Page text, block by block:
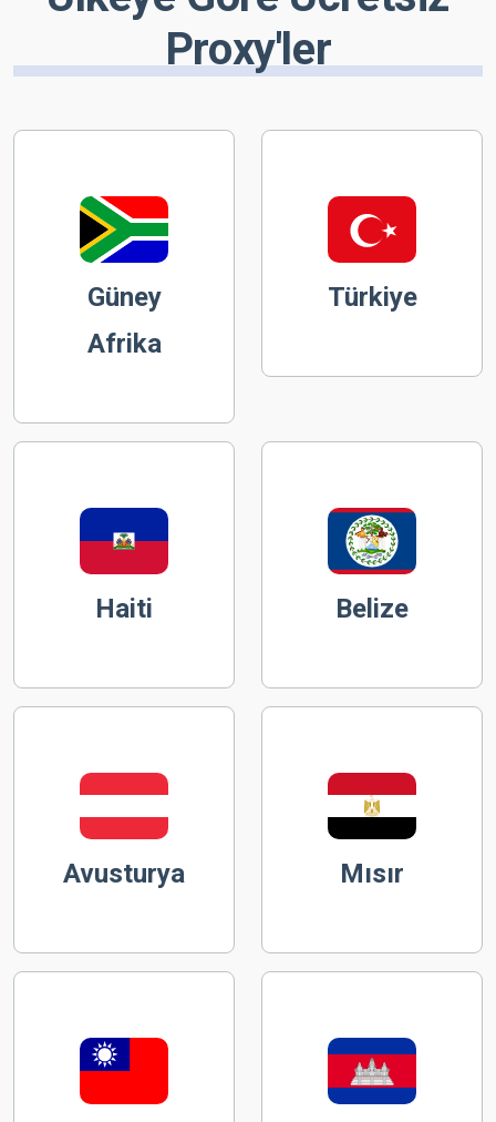
Proxy'ler
Güney
Afrika
Türkiye
Haiti Belize
Avusturya Mısır